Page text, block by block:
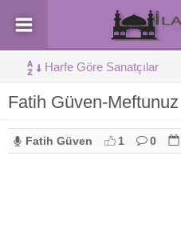
Harfe Göre Sanatçılar
Fatih Güven-
Fatih Güven 1 0